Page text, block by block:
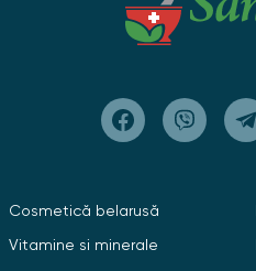
Cosmetică belarusă
Vitamine si minerale